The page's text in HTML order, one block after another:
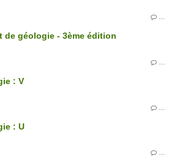
…
de géologie - 3ème édition
: V
: U